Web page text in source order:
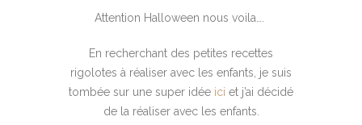
Attention Halloween nous voila….
En recherchant des petites recettes
rigolotes à réaliser avec les enfants, je suis
tombée sur une super idée ici et j’ai décidé
de la réaliser avec les enfants.